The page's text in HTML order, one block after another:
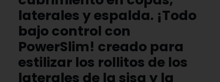
laterales y espalda. ¡Todo
bajo control con
PowerSlim! creado para
estilizar los rollitos de los
laterales de la sisa y la